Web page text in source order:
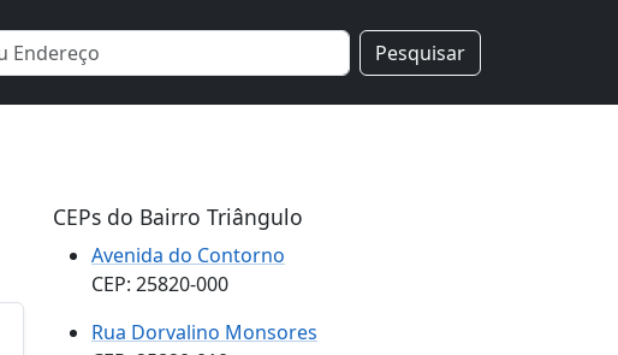
Pesquisar
CEPs do Bairro Triângulo
Avenida do Contorno
CEP: 25820-000
Rua Dorvalino Monsores